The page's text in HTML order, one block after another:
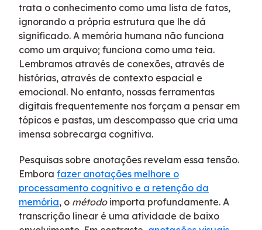
trata o conhecimento como uma lista de fatos,
ignorando a própria estrutura que lhe dá
significado. A memória humana não funciona
como um arquivo; funciona como uma teia.
Lembramos através de conexões, através de
histórias, através de contexto espacial e
emocional. No entanto, nossas ferramentas
digitais frequentemente nos forçam a pensar em
tópicos e pastas, um descompasso que cria uma
imensa sobrecarga cognitiva.
Pesquisas sobre anotações revelam essa tensão.
Embora fazer anotações melhore o
processamento cognitivo e a retenção da
memória, o métodoimporta profundamente. A
transcrição linear é uma atividade de baixo